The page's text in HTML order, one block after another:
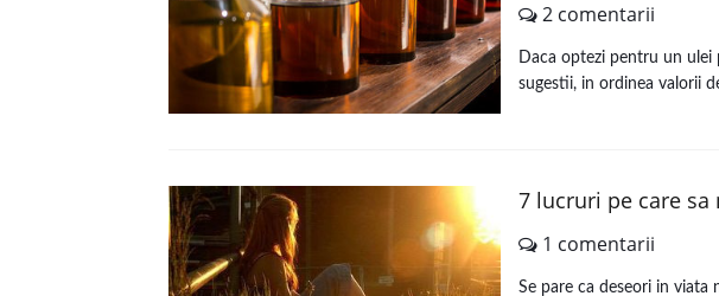
2 comentarii
Daca optezi pentru un ulei
sugestii, in ordinea valorii
7 lucruri pe care
1 comentarii
Se pare ca deseori in viata